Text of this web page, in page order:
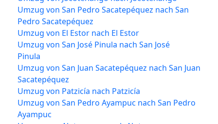
Umzug von San Pedro Sacatepéquez nach San
Pedro Sacatepéquez
Umzug von El Estor nach El Estor
Umzug von San José Pinula nach San José
Pinula
Umzug von San Juan Sacatepéquez nach San Juan
Sacatepéquez
Umzug von Patzicía nach Patzicía
Umzug von San Pedro Ayampuc nach San Pedro
Ayampuc